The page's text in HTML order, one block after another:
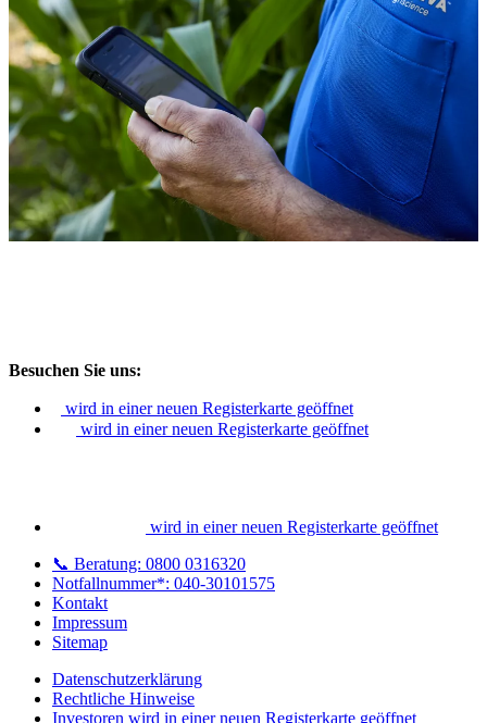
Besuchen Sie uns:
wird in einer neuen Registerkarte geöffnet
wird in einer neuen Registerkarte geöffnet
wird in einer neuen Registerkarte geöffnet
📞 Beratung: 0800 0316320
Notfallnummer*: 040-30101575
Kontakt
Impressum
Sitemap
Datenschutzerklärung
Rechtliche Hinweise
Investoren wird in einer neuen Registerkarte geöffnet